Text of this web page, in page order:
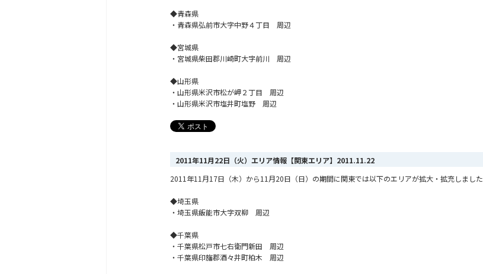
◆青森県
・青森県弘前市大字中野４丁目 周辺
◆宮城県
・宮城県柴田郡川崎町大字前川 周辺
◆山形県
・山形県米沢市松が岬２丁目 周辺
・山形県米沢市塩井町塩野 周辺
2011年11月22日（火）エリア情報【関東エリア】 2011.11.22
2011年11月17日（木）から11月20日（日）の期間に関東では以下のエリアが拡大・拡充しました
◆埼玉県
・埼玉県飯能市大字双柳 周辺
◆千葉県
・千葉県松戸市七右衛門新田 周辺
・千葉県印旛郡酒々井町柏木 周辺